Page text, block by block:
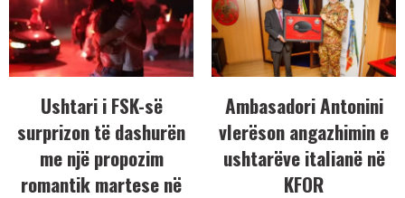
Ushtari i FSK-së
surprizon të dashurën
me një propozim
romantik martese në
Ambasadori Antonini
vlerëson angazhimin e
ushtarëve italianë në
KFOR